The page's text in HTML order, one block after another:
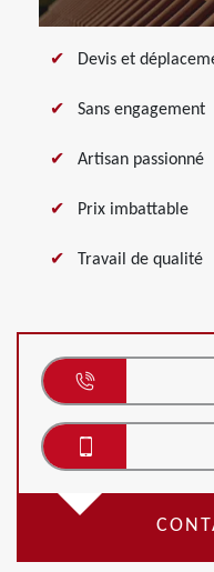
Devis et
Sans engagement
Artisan passionné
Prix imbattable
Travail de qualité